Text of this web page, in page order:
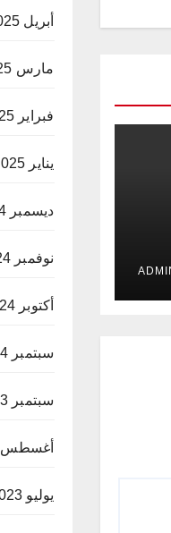
أبريل 2025
مارس 2025
فبراير 2025
يناير 2025
ديسمبر 2024
نوفمبر 2024
أكتوبر 2024
سبتمبر 2024
سبتمبر 2023
أغسطس 2023
يوليو 2023